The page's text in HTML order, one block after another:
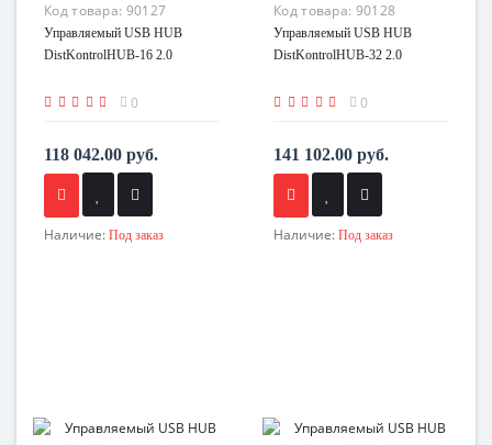
Код товара: 90127
Управляемый USB HUB
DistKontrolHUB-16 2.0
0
118 042.00 руб.
Наличие: Под заказ
Код товара: 90128
Управляемый USB HUB
DistKontrolHUB-32 2.0
0
141 102.00 руб.
Наличие: Под заказ